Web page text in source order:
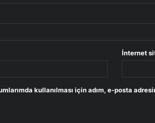
İnternet
kullanılması için adım, e-posta